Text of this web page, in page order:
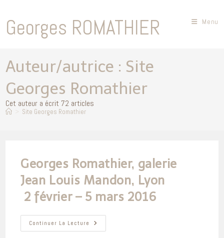
content
Georges ROMATHIER Menu
Auteur/autrice : Site
Georges Romathier
Cet auteur a écrit 72 articles
Site Georges Romathier
Georges Romathier, galerie
Jean Louis Mandon, Lyon
2 février – 5 mars 2016
Continuer La Lecture Georges
Romathier,